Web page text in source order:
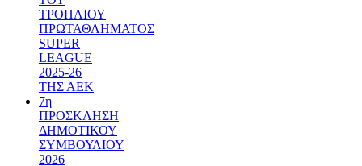
ΤΡΟΠΑΙΟΥ
ΠΡΩΤΑΘΛΗΜΑΤΟΣ
SUPER
LEAGUE
2025-26
ΤΗΣ ΑΕΚ
7η
ΠΡΟΣΚΛΗΣΗ
ΔΗΜΟΤΙΚΟΥ
ΣΥΜΒΟΥΛΙΟΥ
2026